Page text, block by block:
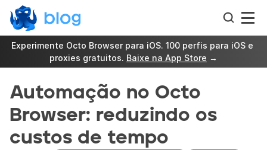
Experimente Octo Browser para iOS. 100 perfis para iOS e
proxies gratuitos. Baixe na App Store →
Automação no Octo
Browser: reduzindo os
custos de tempo